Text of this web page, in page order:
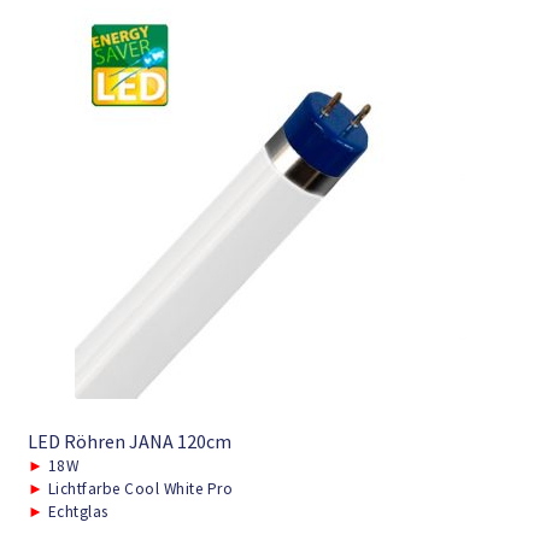
LED Röhren JANA 120cm
► 18W
► Lichtfarbe Cool White Pro
► Echtglas